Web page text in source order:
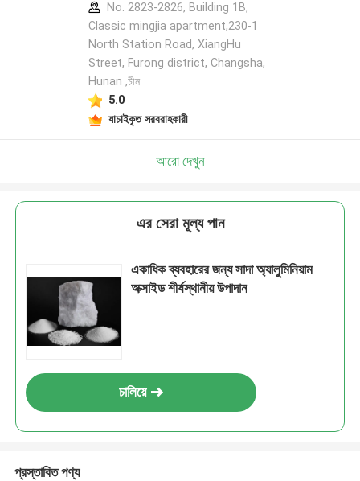
No. 2823-2826, Building 1B,
Classic mingjia apartment,230-1
North Station Road, XiangHu
Street, Furong district, Changsha,
Hunan ,চীন
5.0
যাচাইকৃত সরবরাহকারী
আরো দেখুন
এর সেরা মূল্য পান
একাধিক ব্যবহারের জন্য সাদা অ্যালুমিনিয়াম
অক্সাইড শীর্ষস্থানীয় উপাদান
চালিয়ে
প্রস্তাবিত পণ্য